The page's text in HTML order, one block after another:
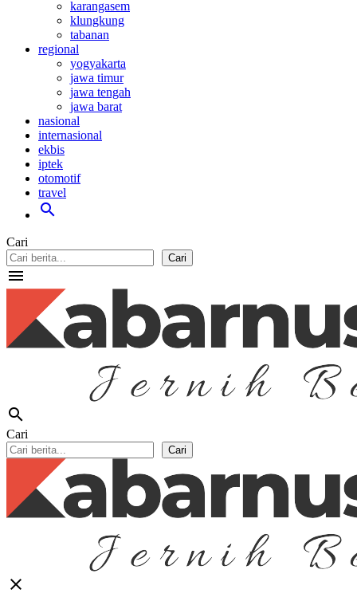
karangasem
klungkung
tabanan
regional
yogyakarta
jawa timur
jawa tengah
jawa barat
nasional
internasional
ekbis
iptek
otomotif
travel
search
Cari
Cari
menu
search
Cari
Cari
close